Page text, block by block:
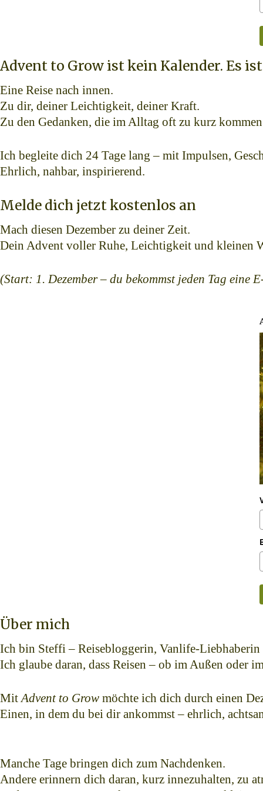
Advent to Grow ist kein Kalender. Es ist
Eine Reise nach innen.
Zu dir, deiner Leichtigkeit, deiner Kraft.
Zu den Gedanken, die im Alltag oft zu kurz
Ich begleite dich 24 Tage lang – mit Impulsen,
Ehrlich, nahbar, inspirierend.
Melde dich jetzt kostenlos an
Mach diesen Dezember zu deiner Zeit.
Dein Advent voller Ruhe, Leichtigkeit und kleinen
(Start: 1. Dezember – du bekommst jeden Tag eine
Über mich
Ich bin Steffi – Reisebloggerin, Vanlife-
Ich glaube daran, dass Reisen – ob im Außen oder
MitAdvent to Grow möchte ich dich durch einen
Einen, in dem du bei dir ankommst – ehrlich,
Manche Tage bringen dich zum Nachdenken.
Andere erinnern dich daran, kurz innezuhalten, zu